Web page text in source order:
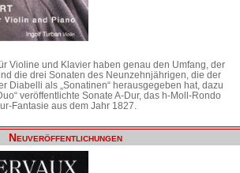
Violine und Klavier haben genau den Umfang, der
die drei Sonaten des Neunzehnjährigen, die der
Diabelli als „Sonatinen“ herausgegeben hat, dazu
veröffentlichte Sonate A-Dur, das h-Moll-Rondo
Fantasie aus dem Jahr 1827.
Neuveröffentlichungen